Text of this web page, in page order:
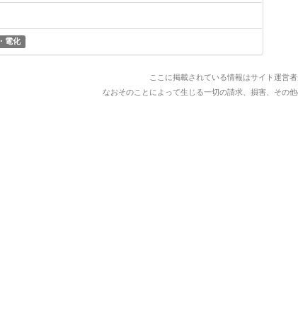
電化
ここに掲載されている情報はサイト運営
なおそのことによって生じる一切の請求、損害、その